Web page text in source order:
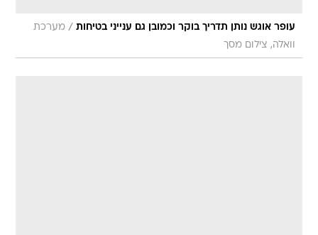
עופר אוגש נותן תדריך בוקר וכמובן גם ענייני בטיחות / מערכת
וואלה, צילום מסך